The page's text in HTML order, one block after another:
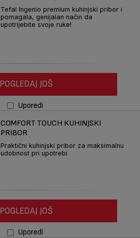
Tefal Ingenio premium kuhinjski pribor i
pomagala, genijalan način da
upotrijebite svoje ruke!
POGLEDAJ JOŠ
Uporedi
COMFORT TOUCH KUHINJSKI
PRIBOR
Praktični kuhinjski pribor za maksimalnu
udobnost pri upotrebi
POGLEDAJ JOŠ
Uporedi